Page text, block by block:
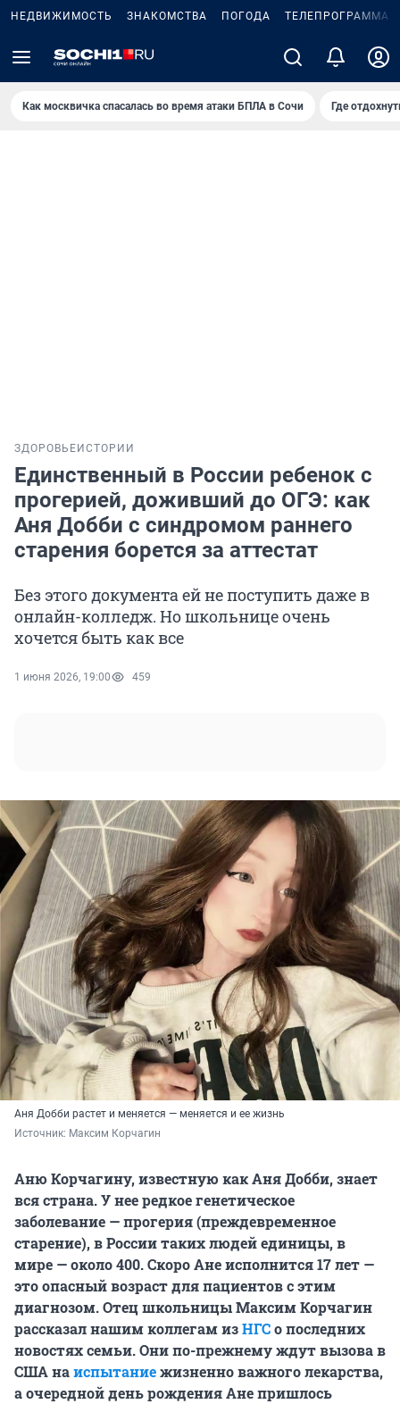
НЕДВИЖИМОСТЬ ЗНАКОМСТВА ПОГОДА ТЕЛЕПРОГРАММА
Как москвичка спасалась во время атаки БПЛА в Сочи Где
ЗДОРОВЬЕ ИСТОРИИ
Единственный в России ребенок с
прогерией, доживший до ОГЭ: как
Аня Добби с синдромом раннего
старения борется за аттестат
Без этого документа ей не поступить даже в
онлайн-колледж. Но школьнице очень
хочется быть как все
1 июня 2026, 19:00 459
Аня Добби растет и меняется — меняется и ее жизнь
Источник: Максим Корчагин
Аню Корчагину, известную как Аня Добби, знает
вся страна. У нее редкое генетическое
заболевание — прогерия (преждевременное
старение), в России таких людей единицы, в
мире — около 400. Скоро Ане исполнится 17 лет —
это опасный возраст для пациентов с этим
диагнозом. Отец школьницы Максим Корчагин
рассказал нашим коллегам изНГСо последних
новостях семьи. Они по-прежнему ждут вызова в
США наиспытаниежизненно важного лекарства,
а очередной день рождения Ане пришлось